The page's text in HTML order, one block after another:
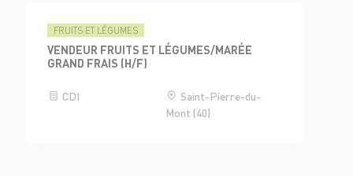
FRUITS ET LÉGUMES
VENDEUR FRUITS ET LÉGUMES/MARÉE
GRAND FRAIS (H/F)
CDI
Saint-Pierre-du-
Mont (40)